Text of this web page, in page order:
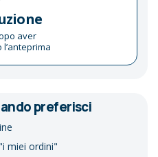
aver
preferisci
miei ordini"